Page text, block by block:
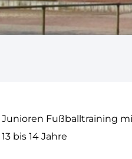
Junioren Fußballtraining
13 bis 14 Jahre